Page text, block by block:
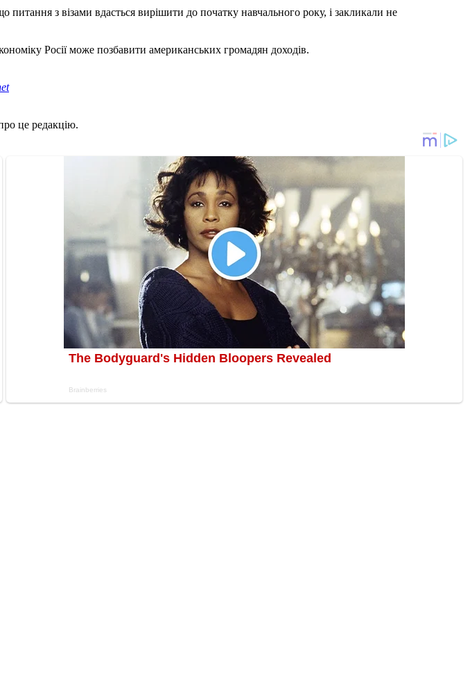
з візами вдасться вирішити до початку навчального року, і закликали не
Росії може позбавити американських громадян доходів.
це редакцію.